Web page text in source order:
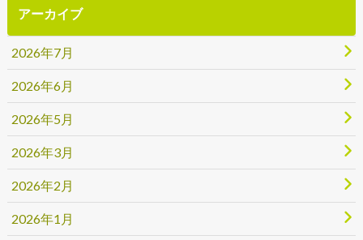
アーカイブ
2026年7月
2026年6月
2026年5月
2026年3月
2026年2月
2026年1月